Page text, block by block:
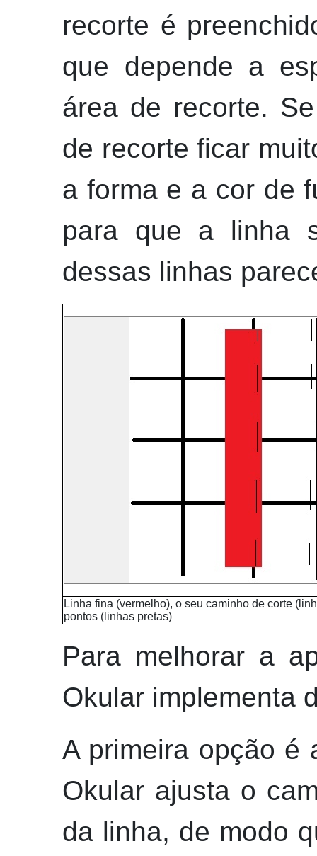
recorte é
que depende a
área de recorte.
de recorte ficar
a forma e a cor de
para que a linha
dessas linhas
Linha fina (vermelho), o seu caminho de corte
pontos (linhas pretas)
Para melhorar a
Okular implementa
A primeira opção é
Okular ajusta o
da linha, de modo